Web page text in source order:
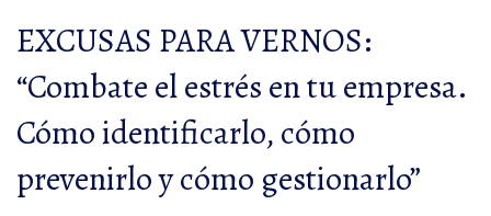
EXCUSAS PARA VERNOS:
“Combate el estrés en tu empresa.
Cómo identificarlo, cómo
prevenirlo y cómo gestionarlo”